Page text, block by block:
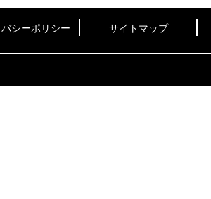
シーポリシー サイトマップ